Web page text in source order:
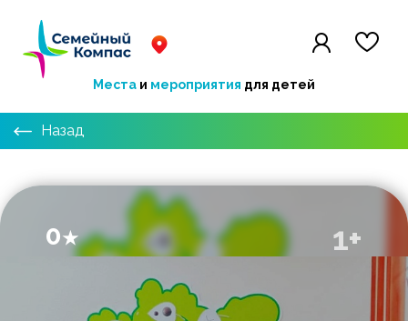
Места и мероприятия для детей
Назад
0★ 1+